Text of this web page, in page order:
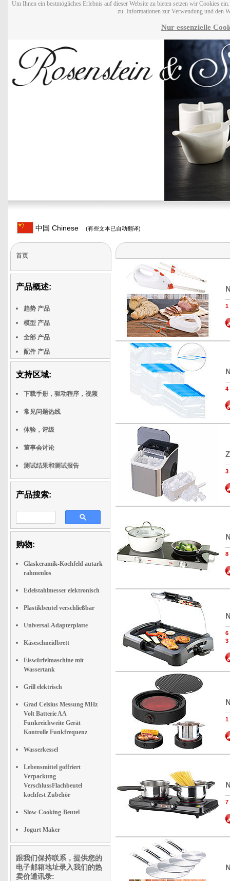
Um Ihnen ein bestmögliches Erlebnis auf dieser Website zu bieten setzen wir Cookies
zu. Informationen zur Verwendung und den
Nur essenzielle
中国 Chinese (有些文本已自动翻译)
首页
产品概述:
趋势 产品
模型 产品
全部 产品
配件 产品
支持区域:
下载手册，驱动程序，视频
常见问题热线
体验，评级
董事会讨论
测试结果和测试报告
产品搜索:
购物:
Glaskeramik-Kochfeld autark
rahmenlos
Edelstahlmesser elektronisch
Plastikbeutel verschließbar
Universal-Adapterplatte
Käseschneidbrett
Eiswürfelmaschine mit
Wassertank
Grill elektrisch
Grad Celsius Messung MHz
Volt Batterie AA
Funkreichweite Gerät
Kontrolle Funkfrequenz
Wasserkessel
Lebensmittel goffriert
Verpackung
VerschlussFlachbeutel
kochfest Zubehör
Slow-Cooking-Beutel
Jogurt Maker
跟我们保持联系，提供您的
电子邮箱地址录入我们的热
卖价通讯录:
1
4
3
8
6
3
1
7